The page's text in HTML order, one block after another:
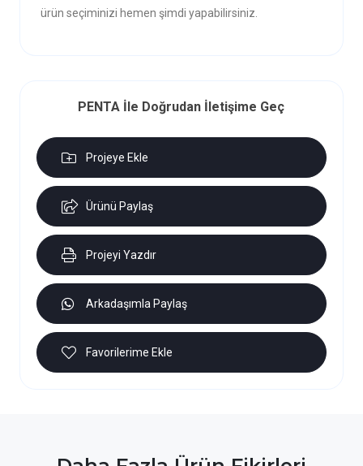
ürün seçiminizi hemen şimdi yapabilirsiniz.
PENTA İle Doğrudan İletişime Geç
Projeye Ekle
Ürünü Paylaş
Projeyi Yazdır
Arkadaşımla Paylaş
Favorilerime Ekle